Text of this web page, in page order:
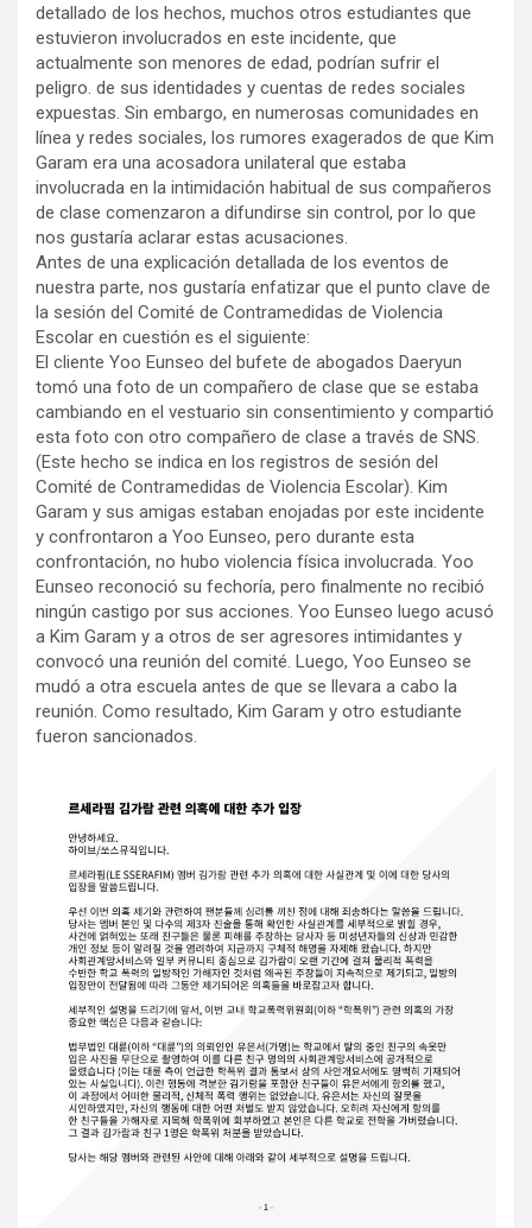
detallado de los hechos, muchos otros estudiantes que
estuvieron involucrados en este incidente, que
actualmente son menores de edad, podrían sufrir el
peligro. de sus identidades y cuentas de redes sociales
expuestas. Sin embargo, en numerosas comunidades en
línea y redes sociales, los rumores exagerados de que Kim
Garam era una acosadora unilateral que estaba
involucrada en la intimidación habitual de sus compañeros
de clase comenzaron a difundirse sin control, por lo que
nos gustaría aclarar estas acusaciones.
Antes de una explicación detallada de los eventos de
nuestra parte, nos gustaría enfatizar que el punto clave de
la sesión del Comité de Contramedidas de Violencia
Escolar en cuestión es el siguiente:
El cliente Yoo Eunseo del bufete de abogados Daeryun
tomó una foto de un compañero de clase que se estaba
cambiando en el vestuario sin consentimiento y compartió
esta foto con otro compañero de clase a través de SNS.
(Este hecho se indica en los registros de sesión del
Comité de Contramedidas de Violencia Escolar). Kim
Garam y sus amigas estaban enojadas por este incidente
y confrontaron a Yoo Eunseo, pero durante esta
confrontación, no hubo violencia física involucrada. Yoo
Eunseo reconoció su fechoría, pero finalmente no recibió
ningún castigo por sus acciones. Yoo Eunseo luego acusó
a Kim Garam y a otros de ser agresores intimidantes y
convocó una reunión del comité. Luego, Yoo Eunseo se
mudó a otra escuela antes de que se llevara a cabo la
reunión. Como resultado, Kim Garam y otro estudiante
fueron sancionados.